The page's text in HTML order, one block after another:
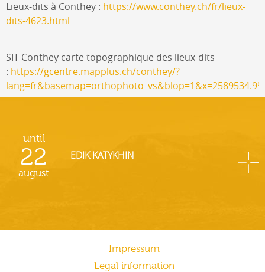
Lieux-dits à Conthey : https://www.conthey.ch/fr/lieux-
dits-4623.html
SIT Conthey carte topographique des lieux-dits
: https://gcentre.mapplus.ch/conthey/?
until
22
august
EDIK KATYKHIN
Impressum
Legal information